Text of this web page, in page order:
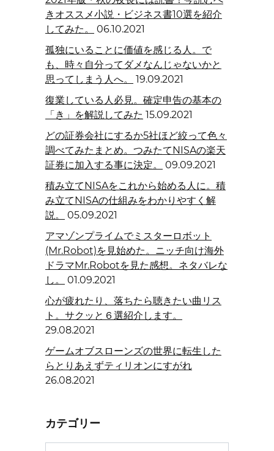
きオススメ小説・ビジネス書10選を紹介
してみた。
06.10.2021
孤独にいることに価値を感じる人。で
も、時々自分ってダメなんじゃないかと
思ってしまう人へ。
19.09.2021
復業している人必見。確定申告の基本の
「き」を解説してみた 15.09.2021
どの証券会社にするか5社ほど絞って色々
調べてみたまとめ。つみたてNISAの楽天
証券に加入する事に決定。
09.09.2021
積み立てNISAをこれから始める人に。積
み立てNISAの仕組みをわかりやすく解
説。
05.09.2021
アマゾンプライムでミスターロボット
(Mr.Robot)を見始めた。ニッチ向け海外
ドラマMr.Robotを見た感想。ネタバレな
し。
01.09.2021
心が疲れたり、落ちたら聴きたい曲リス
ト。サクッと６選紹介します。
29.08.2021
ゲームオブスローンズの世界に転生した
らとりあえずティリオンにすがれ
26.08.2021
カテゴリー